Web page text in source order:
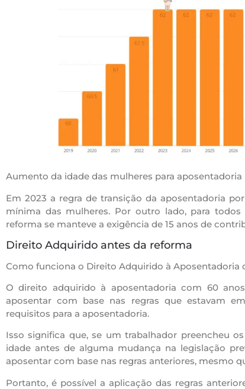
Aumento da idade das mulheres para aposentadoria
Em 2023 a regra de transição da aposentadoria
mínima das mulheres. Por outro lado, para
reforma se manteve a exigência de 15 anos de
Direito Adquirido antes da reforma
Como funciona o Direito Adquirido à Aposentadoria
O direito adquirido à aposentadoria com 60
aposentar com base nas regras que estavam
requisitos para a aposentadoria.
Isso significa que, se um trabalhador preencheu
idade antes de alguma mudança na legislação
aposentar com base nas regras anteriores, mesmo
Portanto, é possível a aplicação das regras